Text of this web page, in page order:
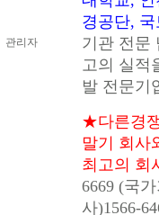
관리자
경공단,
기관 전문
고의 실적
발 전문기
★다른경
말기 회사
최고의 회
6669 (국
사)1566-